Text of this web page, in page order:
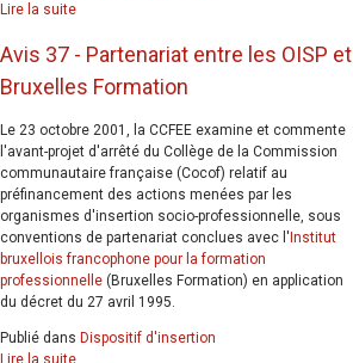
Lire la suite
Avis 37 - Partenariat entre les OISP et
Bruxelles Formation
Le 23 octobre 2001, la CCFEE examine et commente
l'avant-projet d'arrêté du Collège de la Commission
communautaire française (Cocof) relatif au
préfinancement des actions menées par les
organismes d'insertion socio-professionnelle, sous
conventions de partenariat conclues avec l'Institut
bruxellois francophone pour la formation
professionnelle (Bruxelles Formation) en application
du décret du 27 avril 1995.
Publié dans Dispositif d'insertion
Lire la suite